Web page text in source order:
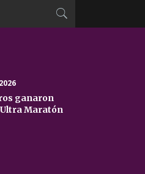
ganaron
Ultra Maratón